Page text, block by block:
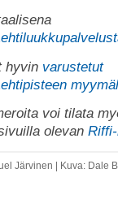
hyvin varustetut
voi tilata
olevan
Järvinen | Kuva: Dale